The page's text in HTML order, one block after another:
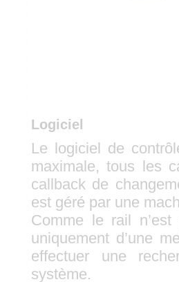
Logiciel
Le logiciel de
maximale, tous les
callback de
est géré par une
Comme le rail
uniquement d’une
effectuer une
système.